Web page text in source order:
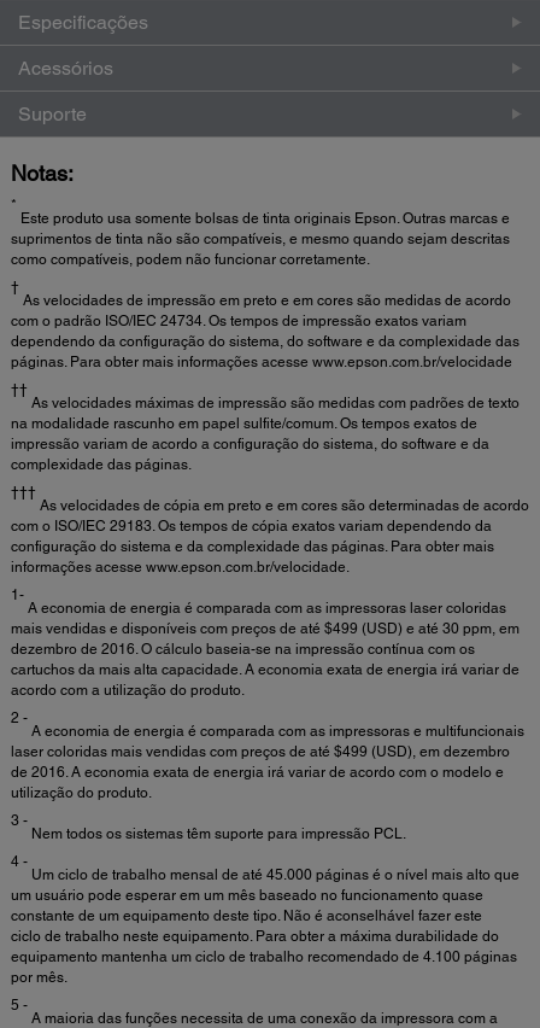
Especificações
Acessórios
Suporte
Notas:
*
Este produto usa somente bolsas de tinta originais Epson. Outras marcas e
suprimentos de tinta não são compatíveis, e mesmo quando sejam descritas
como compatíveis, podem não funcionar corretamente.
†
As velocidades de impressão em preto e em cores são medidas de acordo
com o padrão ISO/IEC 24734. Os tempos de impressão exatos variam
dependendo da configuração do sistema, do software e da complexidade das
páginas. Para obter mais informações acesse www.epson.com.br/velocidade
††
As velocidades máximas de impressão são medidas com padrões de texto
na modalidade rascunho em papel sulfite/comum. Os tempos exatos de
impressão variam de acordo a configuração do sistema, do software e da
complexidade das páginas.
†††
As velocidades de cópia em preto e em cores são determinadas de acordo
com o ISO/IEC 29183. Os tempos de cópia exatos variam dependendo da
configuração do sistema e da complexidade das páginas. Para obter mais
informações acesse www.epson.com.br/velocidade.
1-
A economia de energia é comparada com as impressoras laser coloridas
mais vendidas e disponíveis com preços de até $499 (USD) e até 30 ppm, em
dezembro de 2016. O cálculo baseia-se na impressão contínua com os
cartuchos da mais alta capacidade. A economia exata de energia irá variar de
acordo com a utilização do produto.
2 -
A economia de energia é comparada com as impressoras e multifuncionais
laser coloridas mais vendidas com preços de até $499 (USD), em dezembro
de 2016. A economia exata de energia irá variar de acordo com o modelo e
utilização do produto.
3 -
Nem todos os sistemas têm suporte para impressão PCL.
4 -
Um ciclo de trabalho mensal de até 45.000 páginas é o nível mais alto que
um usuário pode esperar em um mês baseado no funcionamento quase
constante de um equipamento deste tipo. Não é aconselhável fazer este
ciclo de trabalho neste equipamento. Para obter a máxima durabilidade do
equipamento mantenha um ciclo de trabalho recomendado de 4.100 páginas
por mês.
5 -
A maioria das funções necessita de uma conexão da impressora com a